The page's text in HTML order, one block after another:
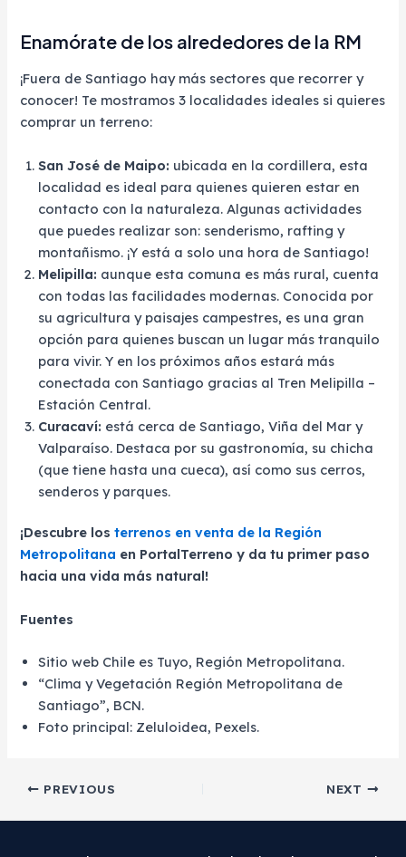
Enamórate de los alrededores de la RM
¡Fuera de Santiago hay más sectores que recorrer y
conocer! Te mostramos 3 localidades ideales si quieres
comprar un terreno:
San José de Maipo: ubicada en la cordillera, esta
localidad es ideal para quienes quieren estar en
contacto con la naturaleza. Algunas actividades
que puedes realizar son: senderismo, rafting y
montañismo. ¡Y está a solo una hora de Santiago!
Melipilla: aunque esta comuna es más rural, cuenta
con todas las facilidades modernas. Conocida por
su agricultura y paisajes campestres, es una gran
opción para quienes buscan un lugar más tranquilo
para vivir. Y en los próximos años estará más
conectada con Santiago gracias al Tren Melipilla –
Estación Central.
Curacaví: está cerca de Santiago, Viña del Mar y
Valparaíso. Destaca por su gastronomía, su chicha
(que tiene hasta una cueca), así como sus cerros,
senderos y parques.
¡Descubre losterrenos en venta de la Región
Metropolitana en PortalTerreno y da tu primer paso
hacia una vida más natural!
Fuentes
Sitio web Chile es Tuyo, Región Metropolitana.
“Clima y Vegetación Región Metropolitana de
Santiago”, BCN.
Foto principal: Zeluloidea, Pexels.
Post PREVIOUS NEXT